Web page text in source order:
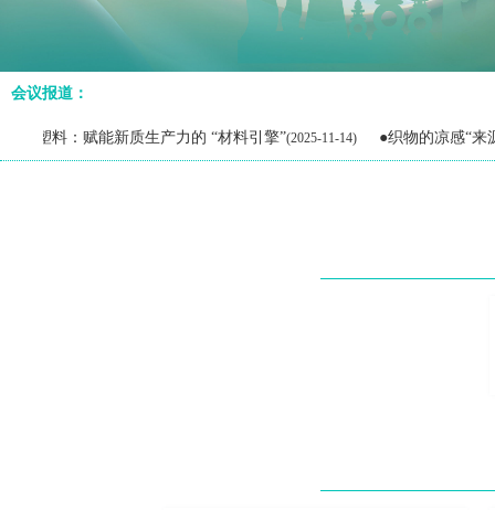
会议报道：
赋能新质生产力的 “材料引擎”(2025-11-14) ●织物的凉感“来源”(2025-11-